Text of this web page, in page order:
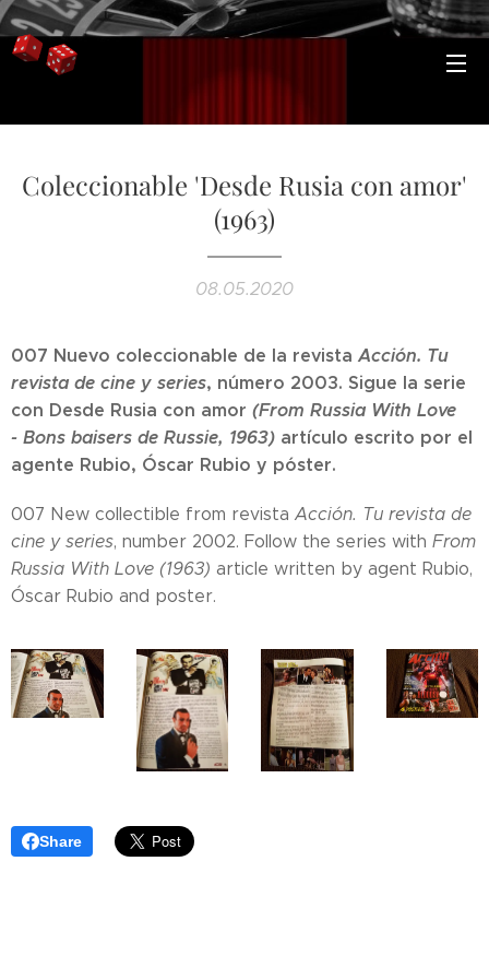
Coleccionable 'Desde Rusia con amor'
(1963)
08.05.2020
007 Nuevo coleccionable de la revista Acción. Tu
revista de cine y series, número 2003. Sigue la serie
con Desde Rusia con amor (From Russia With Love
- Bons baisers de Russie, 1963) artículo escrito por el
agente Rubio, Óscar Rubio y póster.
007 New collectible from revista Acción. Tu revista de
cine y series, number 2002. Follow the series with From
Russia With Love (1963) article written by agent Rubio,
Óscar Rubio and poster.
Share